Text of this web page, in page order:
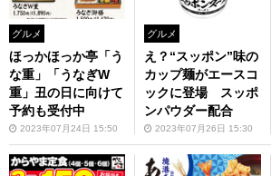
グルメ
ほっかほっか亭「う
な重」「うなぎW
重」丑の日に向けて
予約も受付中
2023年07月24日 15:50
グルメ
え？“スッポン”味の
カップ麺がエースコ
ックに登場 スッポ
ンパウダー配合
2023年07月26日 15:30